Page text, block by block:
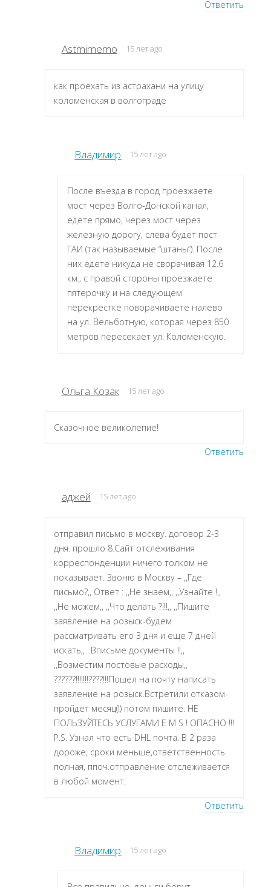
Ответить
Astmimemo 15 лет ago
как проехать из астрахани на улицу
коломенская в волгограде
Владимир 15 лет ago
После въезда в город проезжаете
мост через Волго-Донской канал,
едете прямо, через мост через
железную дорогу, слева будет пост
ГАИ (так называемые “штаны”). После
них едете никуда не сворачивая 12.6
км., с правой стороны проезжаете
пятерочку и на следующем
перекрестке поворачиваете налево
на ул. Вельботную, которая через 850
метров пересекает ул. Коломенскую.
Ольга Козак 15 лет ago
Сказочное великолепие!
Ответить
аджей 15 лет ago
отправил письмо в москву. договор 2-3
дня. прошло 8.Сайт отслеживания
корреспонденции ничего толком не
показывает. Звоню в Москву – ,,Где
письмо?,, Ответ : ,,Не знаем,, ,,Узнайте !,,
,,Не можем,, ,,Что делать ?!!!,, ,,Пишите
заявление на розыск-будем
рассматривать его 3 дня и еще 7 дней
искать,, ..Вписьме документы !!,,
,,Возместим постовые расходы,,
??????!!!!!!!????!!!Пошел на почту написать
заявление на розыск.Встретили отказом-
пройдет месяц(!) потом пишите. НЕ
ПОЛЬЗУЙТЕСЬ УСЛУГАМИ E M S ! ОПАСНО !!!
P.S. Узнал что есть DHL почта. В 2 раза
дороже, сроки меньше,ответственность
полная, ппоч.отправление отслеживается
в любой момент.
Ответить
Владимир 15 лет ago